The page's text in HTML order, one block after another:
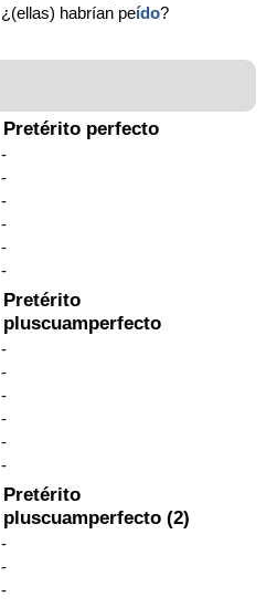
¿(ellas) habrían peído?
Pretérito perfecto
-
-
-
-
-
-
Pretérito
pluscuamperfecto
-
-
-
-
-
-
Pretérito
pluscuamperfecto (2)
-
-
-